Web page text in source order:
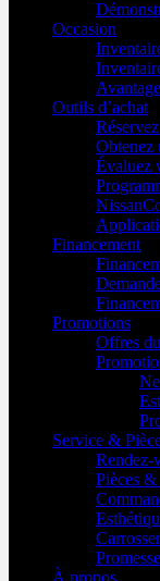
Occasion
Outils d’achat
Obtenez
Évaluez
Financement
Promotions
Offres
Service &
Rendez-
Pièces &
À propos